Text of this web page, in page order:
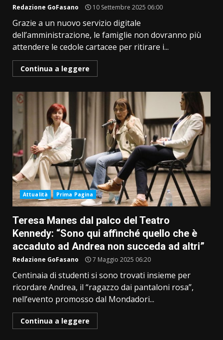
Redazione GoFasano 10 Settembre 2025 06:00
Grazie a un nuovo servizio digitale
dell’amministrazione, le famiglie non dovranno più
attendere le cedole cartacee per ritirare i...
Continua a leggere
Attualità Prima Pagina
Teresa Manes dal palco del Teatro
Kennedy: “Sono qui affinché quello che è
accaduto ad Andrea non succeda ad altri”
Redazione GoFasano 7 Maggio 2025 06:20
Centinaia di studenti si sono trovati insieme per
ricordare Andrea, il “ragazzo dai pantaloni rosa”,
nell’evento promosso dal Mondadori...
Continua a leggere